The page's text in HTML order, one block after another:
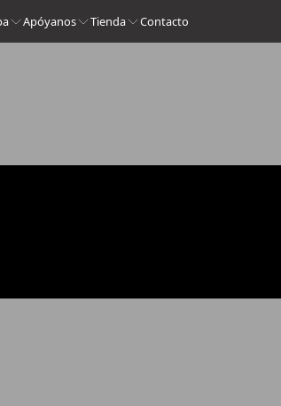
Apóyanos Tienda Contacto